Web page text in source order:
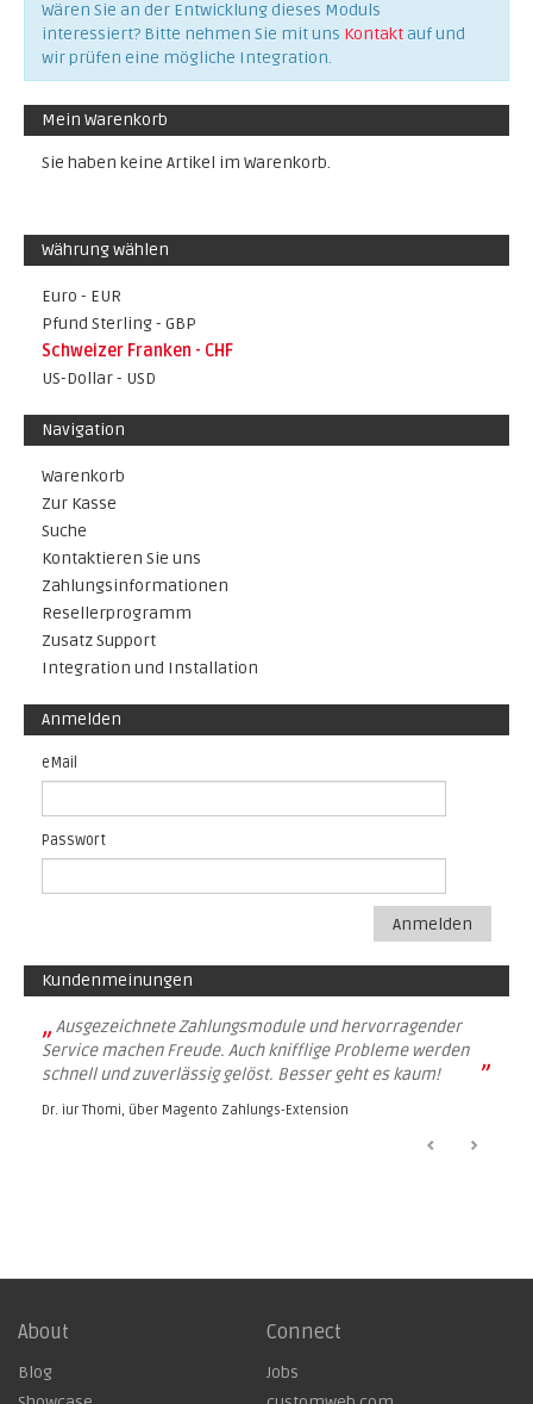
Wären Sie an der Entwicklung dieses Moduls
interessiert? Bitte nehmen Sie mit uns Kontakt auf und
wir prüfen eine mögliche Integration.
Mein Warenkorb
Sie haben keine Artikel im Warenkorb.
Währung wählen
Euro - EUR
Pfund Sterling - GBP
Schweizer Franken - CHF
US-Dollar - USD
Navigation
Warenkorb
Zur Kasse
Suche
Kontaktieren Sie uns
Zahlungsinformationen
Resellerprogramm
Zusatz Support
Integration und Installation
Anmelden
eMail
Passwort
Anmelden
Kundenmeinungen
„ Ausgezeichnete Zahlungsmodule und hervorragender
Service machen Freude. Auch knifflige Probleme werden
schnell und zuverlässig gelöst. Besser geht es kaum!
”
Dr. iur Thomi, über Magento Zahlungs-Extension
About
Blog
Connect
Jobs